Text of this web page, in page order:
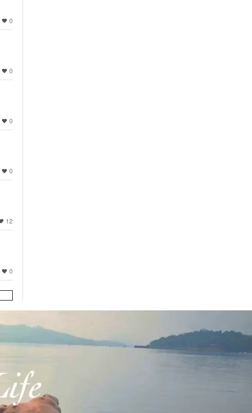
0
0
0
0
12
0